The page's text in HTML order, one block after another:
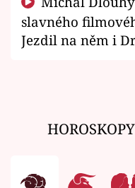
slavného
Jezdil na něm i